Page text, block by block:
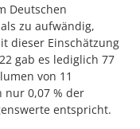
Deutschen
zu aufwändig,
dieser Einschätzung
gab es lediglich 77
von 11
nur 0,07 % der
entspricht.